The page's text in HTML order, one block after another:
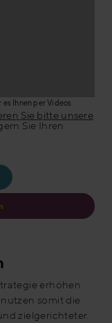
Sie bitte unsere
Ihnen per Videos
Sie Ihren
erhöhen
somit die
zielgerichteter.